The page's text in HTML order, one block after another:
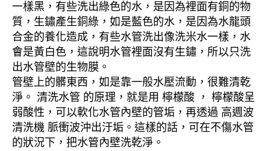
一樣黑，有些洗出綠色的水，是因為裡面有銅的物
質，生鏽產生銅綠，如是藍色的水，是因為水龍頭
合金的養化造成，有些水管洗出像洗米水一樣，水
會是黃白色，這說明水管裡面沒有生鏽，所以只洗
出水管壁的生物膜。
管壁上的髒東西，如是靠一般水壓流動，很難清乾
淨。 清洗水管 的原理，就是用 檸檬酸 ， 檸檬酸呈
弱酸性，可以軟化水管內壁的管垢，再透過 高週波
清洗機 脈衝波沖出汙垢。這樣的話，可在不傷水管
的狀況下，把水管內壁洗乾淨。